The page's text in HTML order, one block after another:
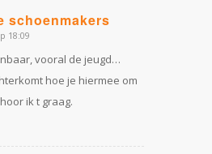
schoenmakers
18:09
vooral de jeugd…
hoe je hiermee om
ik t graag.